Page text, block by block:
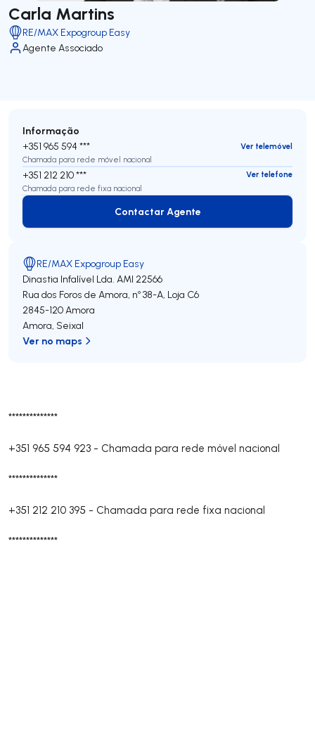
Carla Martins
RE/MAX Expogroup Easy
Agente Associado
**************
+351 965 594 923 - Chamada para rede móvel nacional
**************
+351 212 210 395 - Chamada para rede fixa nacional
**************
Informação
+351 965 594 ***
Ver telemóvel
Chamada para rede móvel nacional
+351 212 210 ***
Ver telefone
Chamada para rede fixa nacional
Contactar Agente
Contactar Agente
RE/MAX Expogroup Easy
Dinastia Infalível Lda. AMI 22566
Rua dos Foros de Amora, nº 38-A, Loja C6
2845-120Amora
Amora, Seixal
Ver no maps